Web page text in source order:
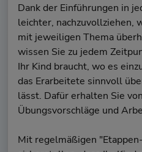
Dank der Einführungen in
leichter, nachzuvollziehen,
mit jeweiligen Thema
wissen Sie zu jedem
Ihr Kind braucht, wo es
das Erarbeitete sinnvoll
lässt. Dafür erhalten Sie
Übungsvorschläge und
Mit regelmäßigen